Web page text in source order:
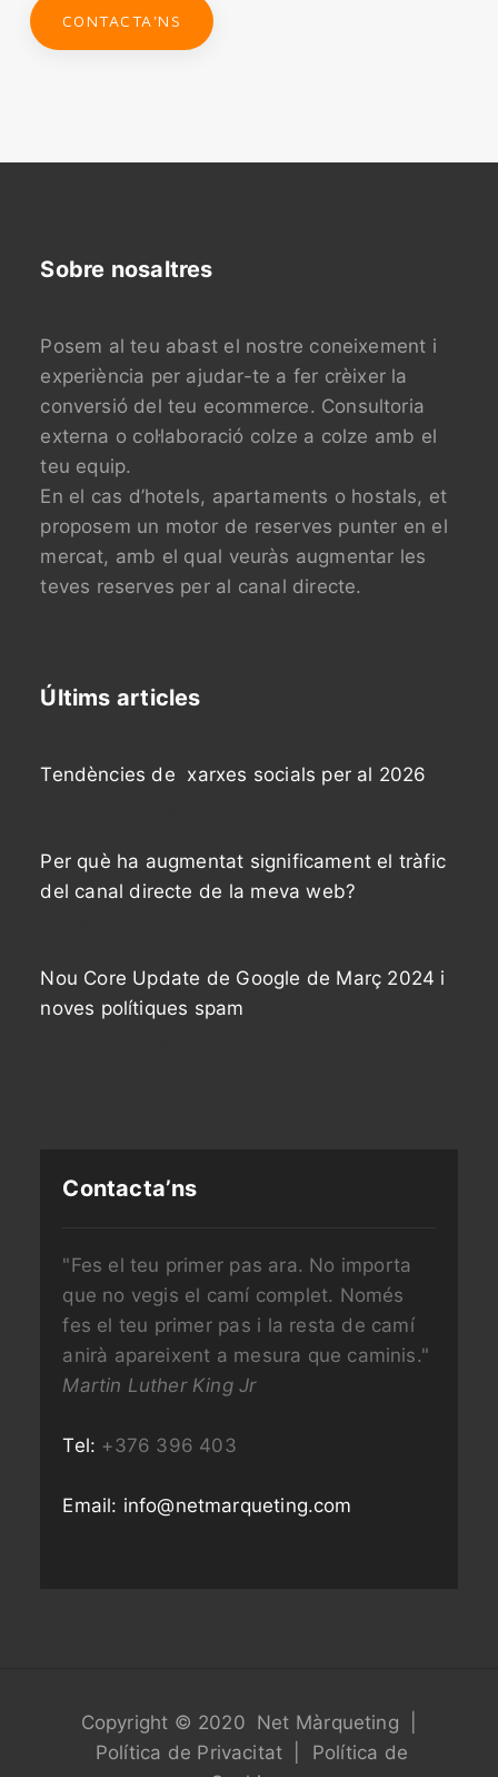
CONTACTA'NS
Sobre nosaltres
Posem al teu abast el nostre coneixement i
experiència per ajudar-te a fer crèixer la
conversió del teu ecommerce. Consultoria
externa o col·laboració colze a colze amb el
teu equip.
En el cas d’hotels, apartaments o hostals, et
proposem un motor de reserves punter en el
mercat, amb el qual veuràs augmentar les
teves reserves per al canal directe.
Últims articles
Tendències de xarxes socials per al 2026
Per què ha augmentat significament el tràfic
del canal directe de la meva web?
Nou Core Update de Google de Març 2024 i
noves polítiques spam
Contacta’ns
"Fes el teu primer pas ara. No importa
que no vegis el camí complet. Només
fes el teu primer pas i la resta de camí
anirà apareixent a mesura que caminis."
Martin Luther King Jr
Tel: +376 396 403
Email: info@netmarqueting.com
Copyright © 2020 Net Màrqueting
Política de Privacitat
Política de